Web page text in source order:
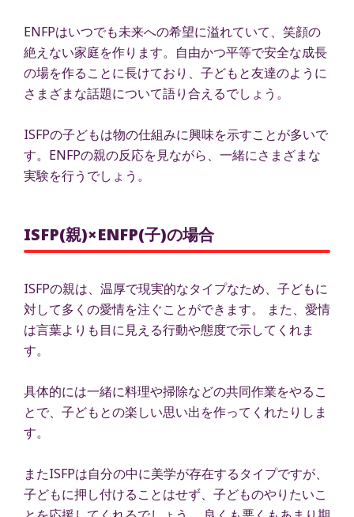
ENFPはいつでも未来への希望に溢れていて、笑顔の
絶えない家庭を作ります。自由かつ平等で安全な成長
の場を作ることに長けており、子どもと友達のように
さまざまな話題について語り合えるでしょう。
ISFPの子どもは物の仕組みに興味を示すことが多いで
す。ENFPの親の反応を見ながら、一緒にさまざまな
実験を行うでしょう。
ISFP(親)×ENFP(子)の場合
ISFPの親は、温厚で現実的なタイプなため、子どもに
対して多くの愛情を注ぐことができます。 また、愛情
は言葉よりも目に見える行動や態度で示してくれま
す。
具体的には一緒に料理や掃除などの共同作業をやるこ
とで、子どもとの楽しい思い出を作ってくれたりしま
す。
またISFPは自分の中に美学が存在するタイプですが、
子どもに押し付けることはせず、子どものやりたいこ